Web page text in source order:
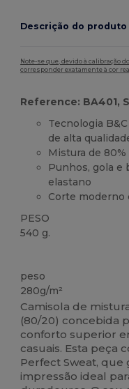
Descrição do produto
Note-se que, devido à calibração
corresponder exatamente à cor
Reference: BA401,
Tecnologia
de alta
Mistura de
Punhos, gola e
elastano
Corte moderno
PESO
540 g.
peso
280g/m²
Camisola de
(80/20) concebida
conforto superior
casuais. Esta peça
Perfect Sweat,
impressão ideal